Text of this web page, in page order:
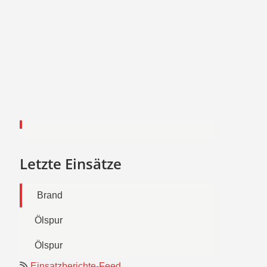
Letzte Einsätze
Brand
Ölspur
Ölspur